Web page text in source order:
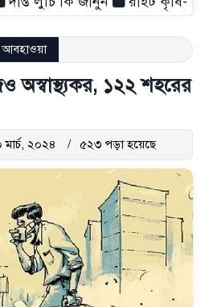
অস্বাস্থ্যকর, ১২২ শহরের
২০২৪ ৫২৩ পড়া হয়েছে